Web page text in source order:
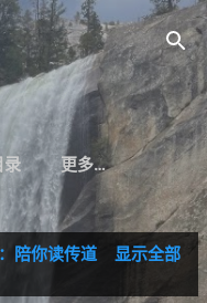
录 更多…
陪你读传道
显示全部